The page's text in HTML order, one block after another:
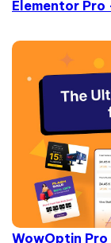
Elementor Pro
WowOptin Pro